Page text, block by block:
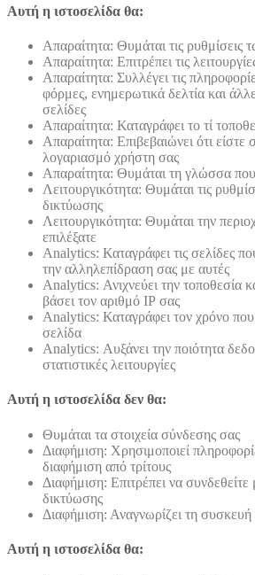
Αυτή η ιστοσελίδα θα:
Απαραίτητα: Θυμάται τις ρυθμίσεις
Απαραίτητα: Επιτρέπει τις
Απαραίτητα: Συλλέγει τις
φόρμες, ενημερωτικά δελτία και
σελίδες
Απαραίτητα: Καταγράφει το τί
Απαραίτητα: Επιβεβαιώνει ότι είστε
λογαριασμό χρήστη σας
Απαραίτητα: Θυμάται τη γλώσσα που
Λειτουργικότητα: Θυμάται τις
δικτύωσης
Λειτουργικότητα: Θυμάται την
επιλέξατε
Analytics: Καταγράφει τις σελίδες
την αλληλεπίδραση σας με αυτές
Analytics: Ανιχνεύει την τοποθεσία
βάσει τον αριθμό ΙΡ σας
Analytics: Καταγράφει τον χρόνο
σελίδα
Analytics: Αυξάνει την ποιότητα
στατιστικές λειτουργίες
Αυτή η ιστοσελίδα δεν θα:
Θυμάται τα στοιχεία σύνδεσης σας
Διαφήμιση: Χρησιμοποιεί
διαφήμιση από τρίτους
Διαφήμιση: Επιτρέπει να
δικτύωσης
Διαφήμιση: Αναγνωρίζει τη συσκευή
Αυτή η ιστοσελίδα θα: